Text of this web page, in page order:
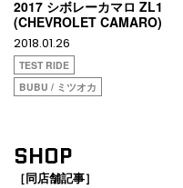
2017 シボレーカマロ ZL1
(CHEVROLET CAMARO)
2018.01.26
TEST RIDE
BUBU / ミツオカ
SHOP
［同店舗記事］